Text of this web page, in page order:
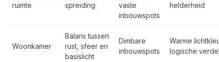
ruimte
spreiding
vaste
inbouwspots
helderheid
Woonkamer
Balans tussen
rust, sfeer en
basislicht
Dimbare
inbouwspots
Warme
logische